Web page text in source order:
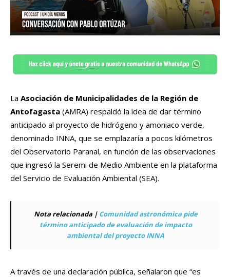
La Asociación de Municipalidades de la Región de
Antofagasta (AMRA) respaldó la idea de dar término
anticipado al proyecto de hidrógeno y amoniaco verde,
denominado INNA, que se emplazaría a pocos kilómetros
del Observatorio Paranal, en función de las observaciones
que ingresó la Seremi de Medio Ambiente en la plataforma
del Servicio de Evaluación Ambiental (SEA).
Nota relacionada | Comunidad astronómica pide
término anticipado de evaluación de impacto
ambiental del proyecto INNA
A través de una declaración pública, señalaron que “es